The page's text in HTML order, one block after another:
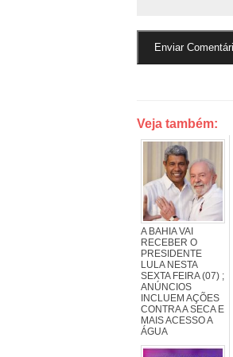
Veja também:
A BAHIA VAI
RECEBER O
PRESIDENTE
LULA NESTA
SEXTA FEIRA (07) ;
ANÚNCIOS
INCLUEM AÇÕES
CONTRA A SECA E
MAIS ACESSO A
ÁGUA